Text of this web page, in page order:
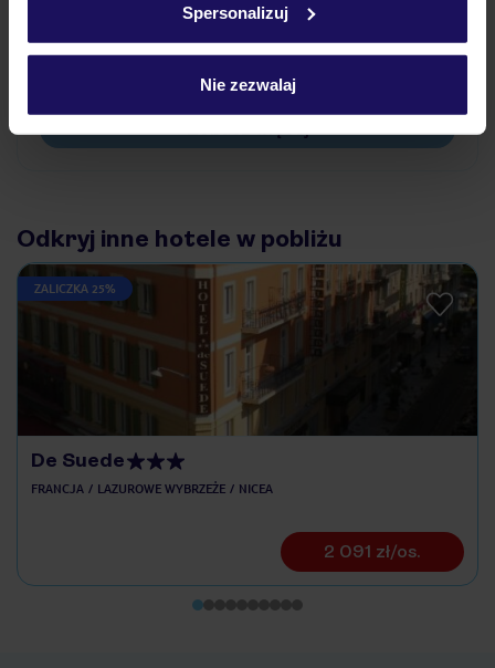
Spersonalizuj
Nie zezwalaj
Jak zmienić uczestników/osobę zgłaszającą?
Czy w Hotelu będzie przedstawiciel TUI?
pokładowe/bilety lotnicze?
Zobacz więcej
Odkryj inne hotele w pobliżu
ZALICZKA 25%
De Suede
FRANCJA LAZUROWE WYBRZEŻE NICEA
2 091 zł/os.